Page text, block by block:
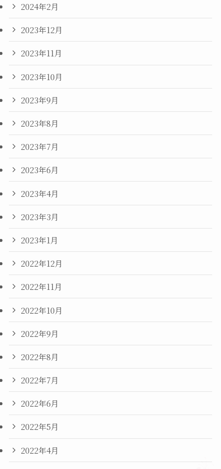
2024年2月
2023年12月
2023年11月
2023年10月
2023年9月
2023年8月
2023年7月
2023年6月
2023年4月
2023年3月
2023年1月
2022年12月
2022年11月
2022年10月
2022年9月
2022年8月
2022年7月
2022年6月
2022年5月
2022年4月